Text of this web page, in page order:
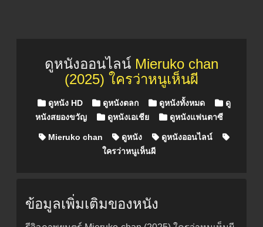
ดูหนังออนไลน์ Mieruko chan
(2025) ใครว่าหนูเห็นผี
Posted in
ดูหนัง HD ดูหนังตลก ดูหนังทั้งหมด
ดู
หนังสยองขวัญ
ดูหนังเอเชีย ดูหนังแฟนตาซี
Mieruko chan ดูหนัง
ดูหนังออนไลน์
ใครว่าหนูเห็นผี
ข้อมูลเพิ่มเติมของหนัง